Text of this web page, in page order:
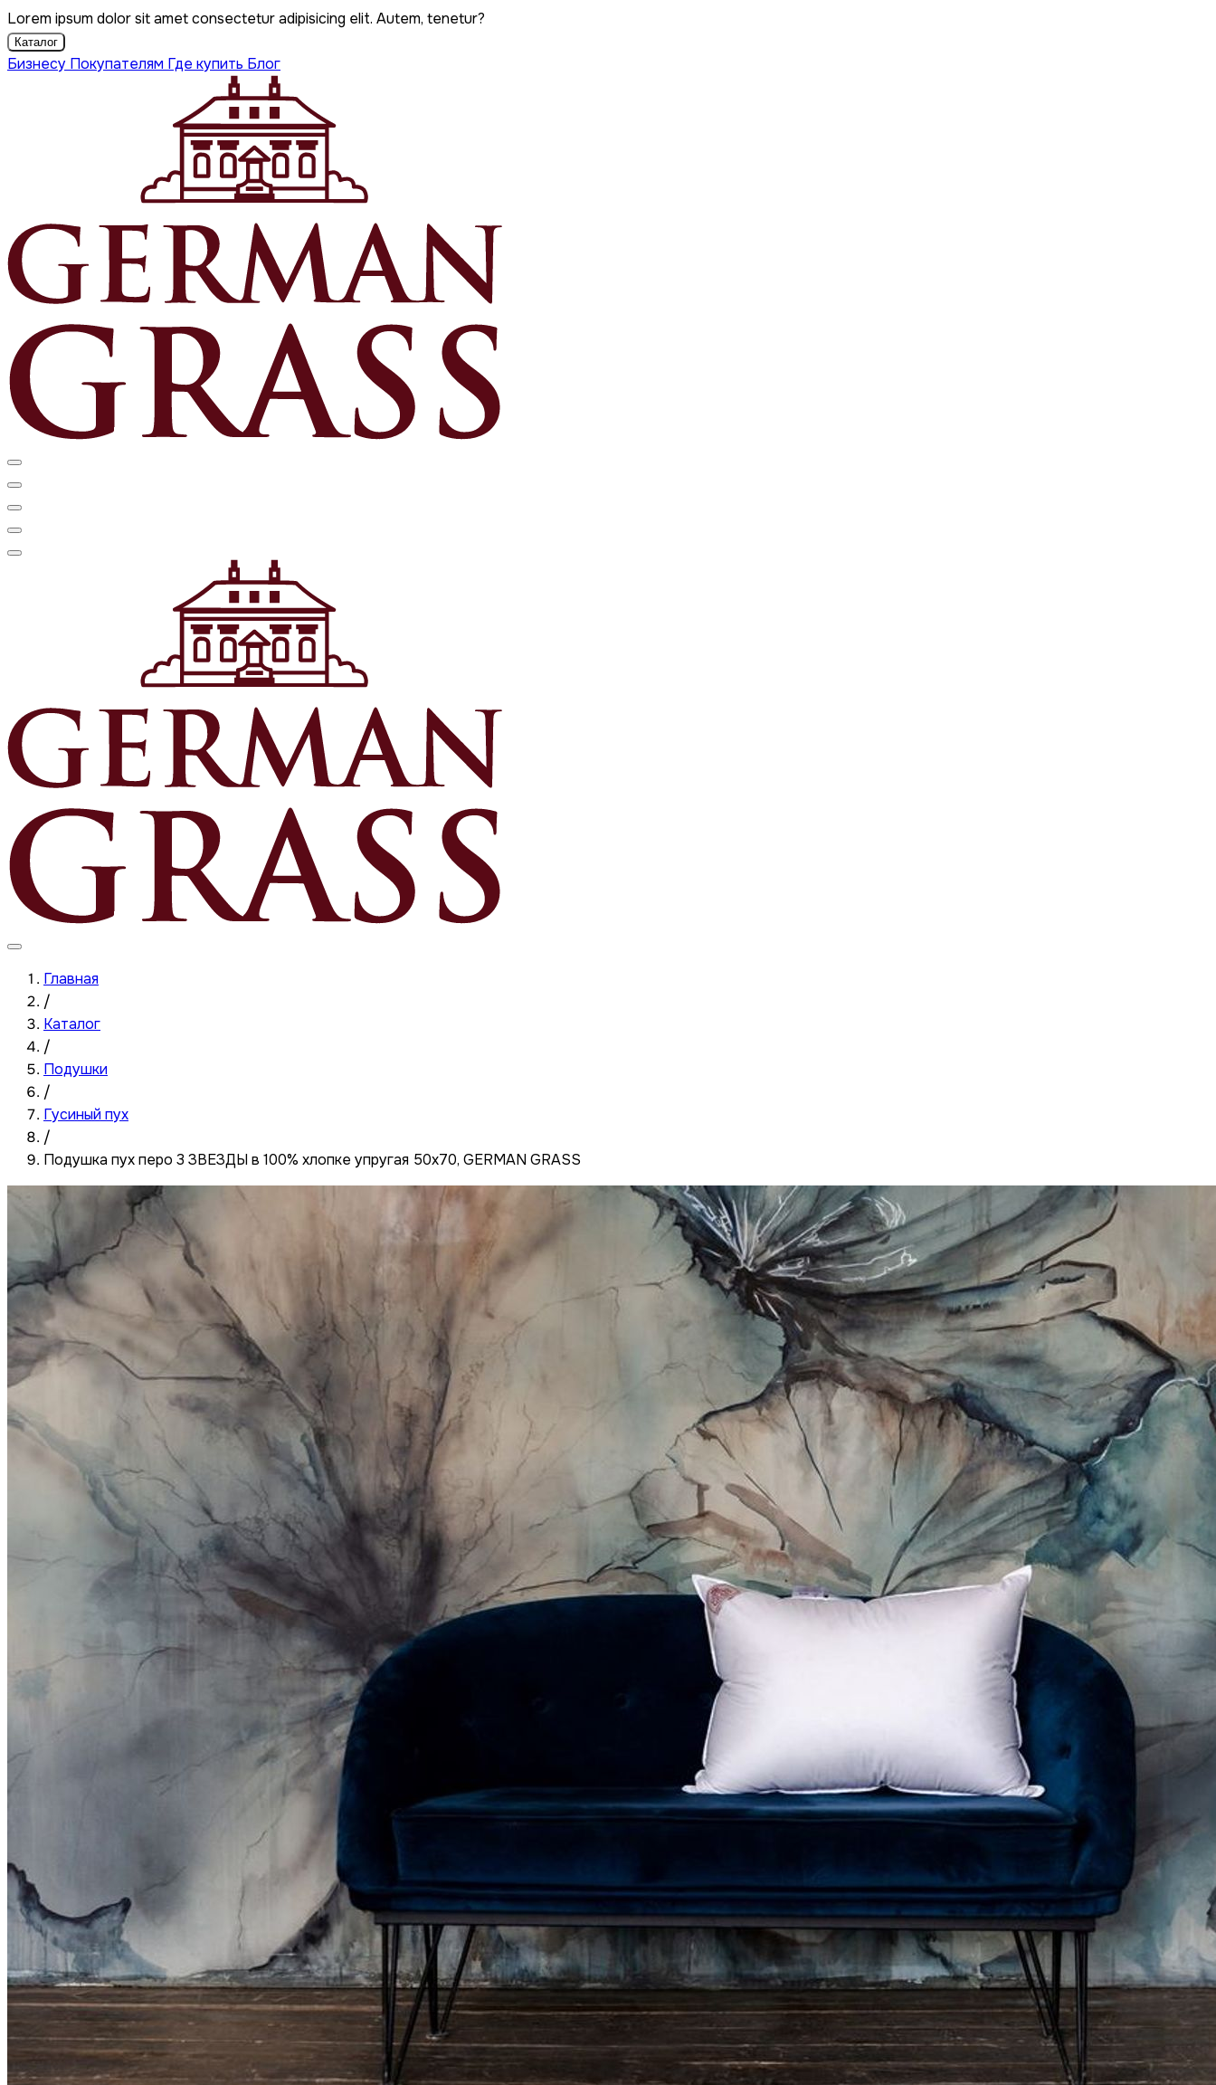
Lorem ipsum dolor sit amet consectetur adipisicing elit. Autem, tenetur?
Каталог
Бизнесу Покупателям Где купить Блог
Главная
/
Каталог
/
Подушки
/
Гусиный пух
/
Подушка пух перо 3 ЗВЕЗДЫ в 100% хлопке упругая 50x70, GERMAN GRASS